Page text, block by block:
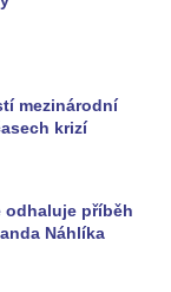
mezinárodní
krizí
odhaluje příběh
Náhlíka